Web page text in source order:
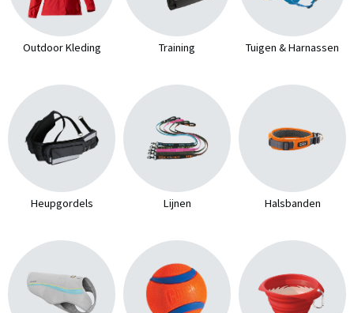
Outdoor Kleding Training Tuigen & Harnassen
Heupgordels Lijnen Halsbanden